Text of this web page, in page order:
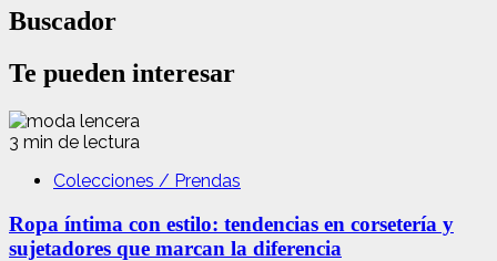
Buscador
Te pueden interesar
3 min de lectura
Colecciones / Prendas
Ropa íntima con estilo: tendencias en corsetería y
sujetadores que marcan la diferencia